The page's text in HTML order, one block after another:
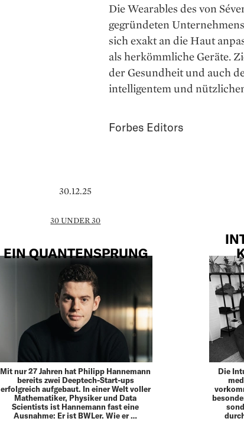
Die Wearables des von
gegründeten
sich exakt an die Haut
als herkömmliche Geräte.
der Gesundheit und auch
intelligentem und
Forbes Editors
30.12.25
30 UNDER 30
EIN QUANTENSPRUNG
Mit nur 27 Jahren hat Philipp Hannemann
bereits zwei Deeptech-Start-ups
erfolgreich aufgebaut. In einer Welt voller
Mathematiker, Physiker und Data
Scientists ist Hannemann fast eine
Ausnahme: Er ist BWLer. Wie er …
Die